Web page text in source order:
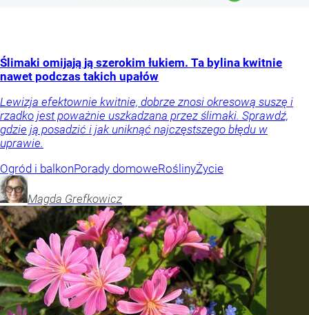
Ślimaki omijają ją szerokim łukiem. Ta bylina kwitnie
nawet podczas takich upałów
Lewizja efektownie kwitnie, dobrze znosi okresową suszę i
rzadko jest poważnie uszkadzana przez ślimaki. Sprawdź,
gdzie ją posadzić i jak uniknąć najczęstszego błędu w
uprawie.
Ogród i balkonPorady domoweRoślinyŻycie
Magda Grefkowicz